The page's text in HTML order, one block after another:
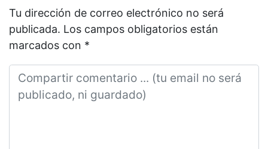
Tu dirección de correo electrónico no será
publicada. Los campos obligatorios están
marcados con *